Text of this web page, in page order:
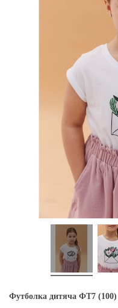
Футболка дитяча ФТ7 (100)